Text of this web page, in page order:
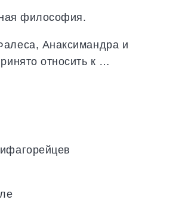
философия.
Анаксимандра и
относить к …